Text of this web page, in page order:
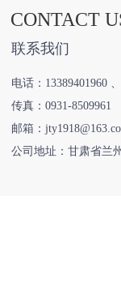
联系我们
电话： 13389401960 、
传真： 0931-8509961
邮箱：
公司地址：甘肃省兰
CONTACT